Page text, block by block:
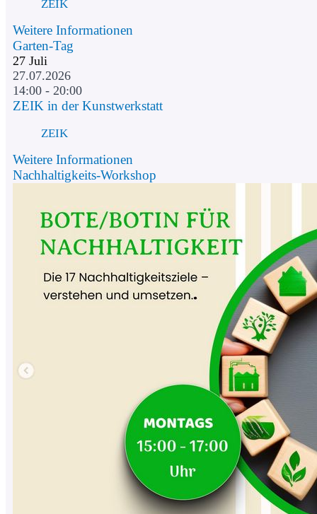
ZEIK
Weitere Informationen
Garten-Tag
27 Juli
27.07.2026
14:00 - 20:00
ZEIK in der Kunstwerkstatt
ZEIK
Weitere Informationen
Nachhaltigkeits-Workshop